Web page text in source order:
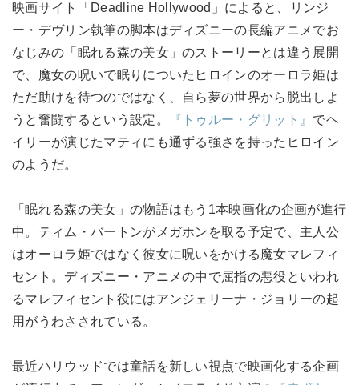
映画サイト「Deadline Hollywood」によると、リンジ
ー・デヴリン執筆の脚本はディズニーの長編アニメでお
なじみの「眠れる森の美女」のストーリーとは違う展開
で、魔女の呪いで眠りについたヒロインのオーロラ姫は
ただ助けを待つのではなく、自ら夢の世界から脱出しよ
うと奮闘するという設定。
『トゥルー・グリット』 でヘ
イリーが演じたマティにも通ずる強さを持ったヒロイン
のようだ。
「眠れる森の美女」の物語はもう1本映画化の企画が進行
中。ティム・バートンがメガホンを取る予定で、主人公
はオーロラ姫ではなく彼女に呪いをかける魔女マレフィ
セント。ディズニー・アニメの中で屈指の悪役といわれ
るマレフィセント役にはアンジェリーナ・ジョリーの起
用がうわさされている。
最近ハリウッドでは童話を新しい視点で映画化する企画